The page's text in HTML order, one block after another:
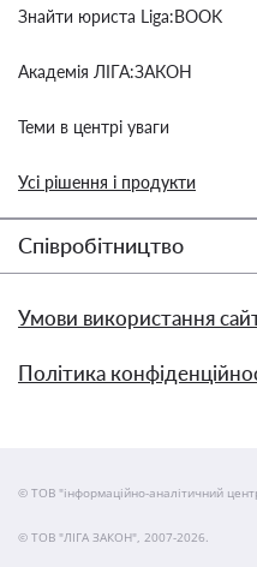
Знайти юриста Liga:BOOK
Академія ЛІГА:ЗАКОН
Теми в центрі уваги
Усі рішення і продукти
Співробітництво
Умови використання
Політика
© ТОВ "інформаційно-аналітичний
© ТОВ "ЛІГА ЗАКОН", 2007-2026.